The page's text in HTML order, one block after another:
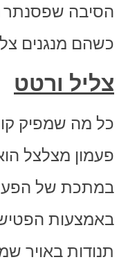
הסיבה
כשהם מנגנים
צליל ורטט
כל מה שמפיק
פעמון מצלצל
במתכת של
באמצעות
תנודות באויר